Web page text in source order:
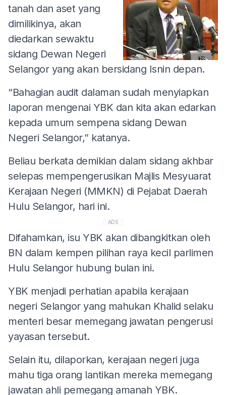
tanah dan aset yang
dimilikinya, akan
diedarkan sewaktu
sidang Dewan Negeri
Selangor yang akan bersidang Isnin depan.
“Bahagian audit dalaman sudah menyiapkan
laporan mengenai YBK dan kita akan edarkan
kepada umum sempena sidang Dewan
Negeri Selangor,” katanya.
Beliau berkata demikian dalam sidang akhbar
selepas mempengerusikan Majlis Mesyuarat
Kerajaan Negeri (MMKN) di Pejabat Daerah
Hulu Selangor, hari ini.
ADS
Difahamkan, isu YBK akan dibangkitkan oleh
BN dalam kempen pilihan raya kecil parlimen
Hulu Selangor hubung bulan ini.
YBK menjadi perhatian apabila kerajaan
negeri Selangor yang mahukan Khalid selaku
menteri besar memegang jawatan pengerusi
yayasan tersebut.
Selain itu, dilaporkan, kerajaan negeri juga
mahu tiga orang lantikan mereka memegang
jawatan ahli pemegang amanah YBK.